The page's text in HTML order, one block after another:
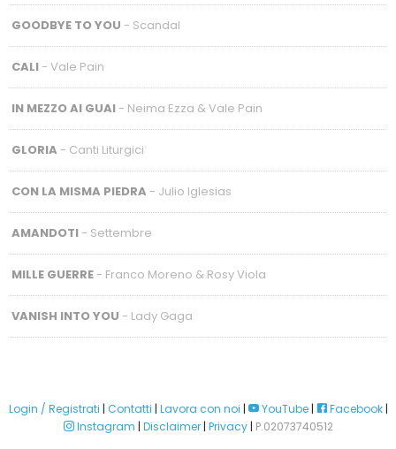
GOODBYE TO YOU - Scandal
CALI- Vale Pain
IN MEZZO AI GUAI- Neima Ezza & Vale Pain
GLORIA - Canti Liturgici
CON LA MISMA PIEDRA - Julio Iglesias
AMANDOTI- Settembre
MILLE GUERRE- Franco Moreno & Rosy Viola
VANISH INTO YOU - Lady Gaga
Login / Registrati | Contatti | Lavora con noi | YouTube| Facebook|
Instagram | Disclaimer| Privacy| P.02073740512